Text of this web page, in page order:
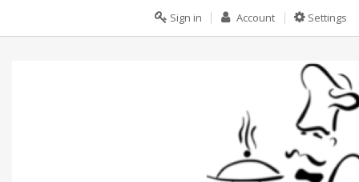
Settings
Account
Sign in